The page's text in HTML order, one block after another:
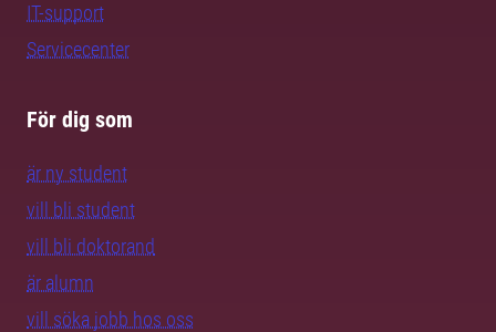
IT-support
Servicecenter
För dig som
är ny student
vill bli student
vill bli doktorand
är alumn
vill söka jobb hos oss